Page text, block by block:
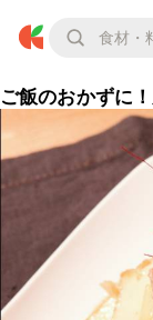
ご飯のおかずに